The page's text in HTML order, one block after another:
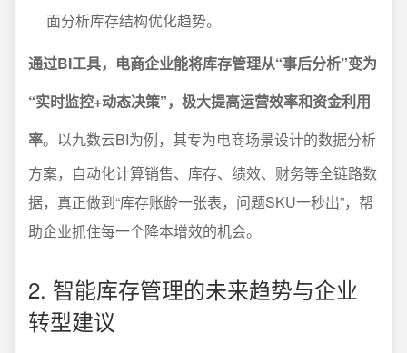
面分析库存结构优化趋势。
通过BI工具，电商企业能将库存管理从“事后分析”变为
“实时监控+动态决策”，极大提高运营效率和资金利用
率。以九数云BI为例，其专为电商场景设计的数据分析
方案，自动化计算销售、库存、绩效、财务等全链路数
据，真正做到“库存账龄一张表，问题SKU一秒出”，帮
助企业抓住每一个降本增效的机会。
2. 智能库存管理的未来趋势与企业
转型建议